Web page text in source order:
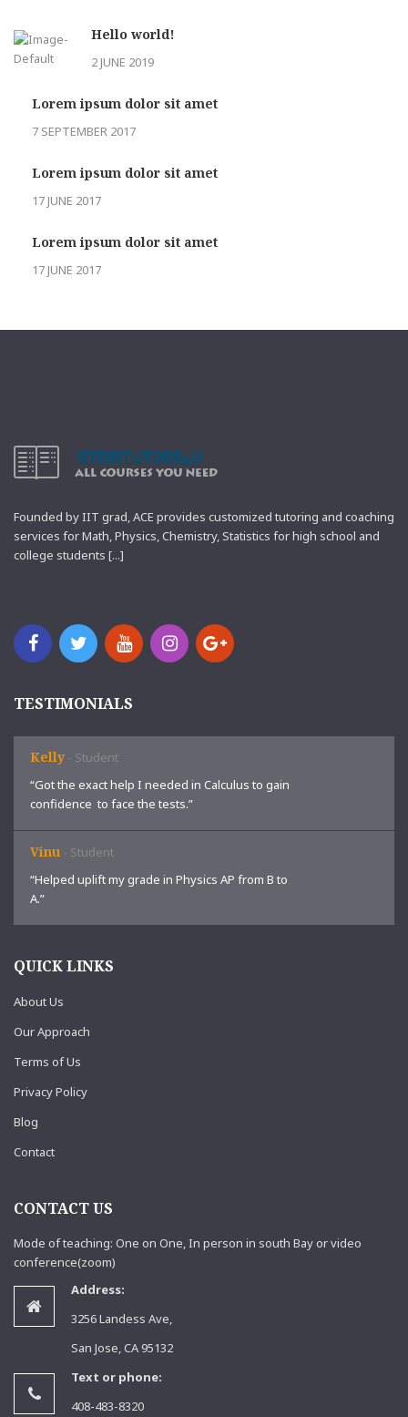
Hello world!
2 JUNE 2019
Lorem ipsum dolor sit amet
7 SEPTEMBER 2017
Lorem ipsum dolor sit amet
17 JUNE 2017
Lorem ipsum dolor sit amet
17 JUNE 2017
Founded by IIT grad, ACE provides customized tutoring and coaching
services for Math, Physics, Chemistry, Statistics for high school and
college students [...]
TESTIMONIALS
Kelly - Student
“Got the exact help I needed in Calculus to gain
confidence to face the tests.”
Vinu - Student
“Helped uplift my grade in Physics AP from B to
A.”
QUICK LINKS
About Us
Our Approach
Terms of Us
Privacy Policy
Blog
Contact
CONTACT US
Mode of teaching: One on One, In person in south Bay or video
conference(zoom)
Address:
3256 Landess Ave,
San Jose, CA 95132
Text or phone:
408-483-8320